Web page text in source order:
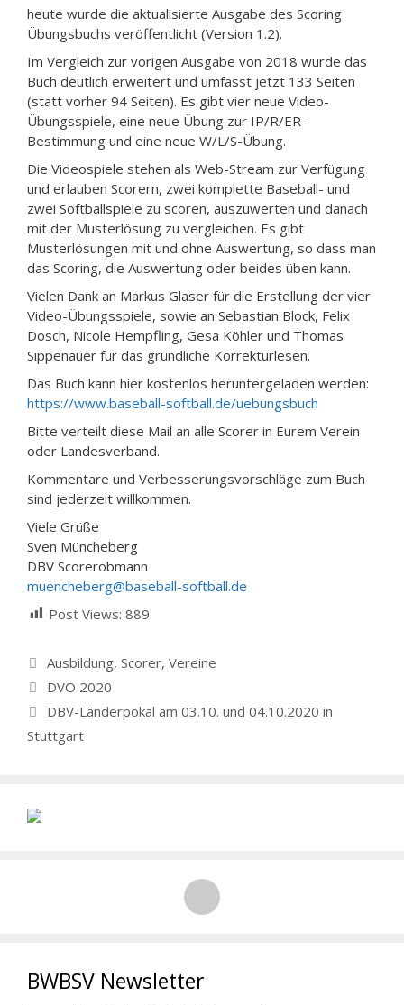
heute wurde die aktualisierte Ausgabe des Scoring
Übungsbuchs veröffentlicht (Version 1.2).
Im Vergleich zur vorigen Ausgabe von 2018 wurde das
Buch deutlich erweitert und umfasst jetzt 133 Seiten
(statt vorher 94 Seiten). Es gibt vier neue Video-
Übungsspiele, eine neue Übung zur IP/R/ER-
Bestimmung und eine neue W/L/S-Übung.
Die Videospiele stehen als Web-Stream zur Verfügung
und erlauben Scorern, zwei komplette Baseball- und
zwei Softballspiele zu scoren, auszuwerten und danach
mit der Musterlösung zu vergleichen. Es gibt
Musterlösungen mit und ohne Auswertung, so dass man
das Scoring, die Auswertung oder beides üben kann.
Vielen Dank an Markus Glaser für die Erstellung der vier
Video-Übungsspiele, sowie an Sebastian Block, Felix
Dosch, Nicole Hempfling, Gesa Köhler und Thomas
Sippenauer für das gründliche Korrekturlesen.
Das Buch kann hier kostenlos heruntergeladen werden:
https://www.baseball-softball.de/uebungsbuch
Bitte verteilt diese Mail an alle Scorer in Eurem Verein
oder Landesverband.
Kommentare und Verbesserungsvorschläge zum Buch
sind jederzeit willkommen.
Viele Grüße
Sven Müncheberg
DBV Scorerobmann
muencheberg@baseball-softball.de
Post Views: 889
Kategorien
Ausbildung, Scorer, Vereine
DVO 2020
DBV-Länderpokal am 03.10. und 04.10.2020 in
Stuttgart
BWBSV Newsletter